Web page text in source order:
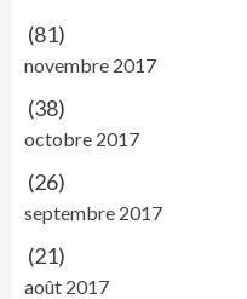
(81)
novembre 2017
(38)
octobre 2017
(26)
septembre 2017
(21)
août 2017